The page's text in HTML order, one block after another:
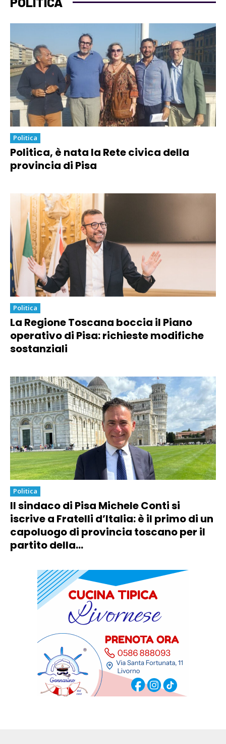
Politica
Politica, è nata la Rete civica della
provincia di Pisa
Politica
La Regione Toscana boccia il Piano
operativo di Pisa: richieste modifiche
sostanziali
Politica
Il sindaco di Pisa Michele Conti si
iscrive a Fratelli d’Italia: è il primo di un
capoluogo di provincia toscano per il
partito della...